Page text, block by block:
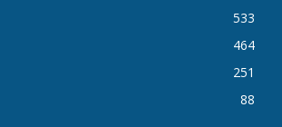
533
464
251
88